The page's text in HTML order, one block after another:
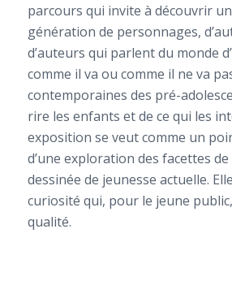
parcours qui invite à découvrir
génération de personnages,
d’auteurs qui parlent du monde
comme il va ou comme il ne va
contemporaines des pré-
rire les enfants et de ce qui les
exposition se veut comme un
d’une exploration des facettes
dessinée de jeunesse actuelle.
curiosité qui, pour le jeune
qualité.